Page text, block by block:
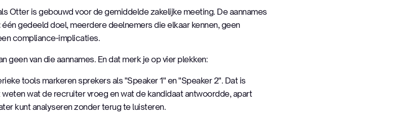
Otter is gebouwd voor de gemiddelde zakelijke meeting. De aannames
gedeeld doel, meerdere deelnemers die elkaar kennen, geen
compliance-implicaties.
geen van die aannames. En dat merk je op vier plekken:
tools markeren sprekers als "Speaker 1" en "Speaker 2". Dat is
wat de recruiter vroeg en wat de kandidaat antwoordde, apart
kunt analyseren zonder terug te luisteren.